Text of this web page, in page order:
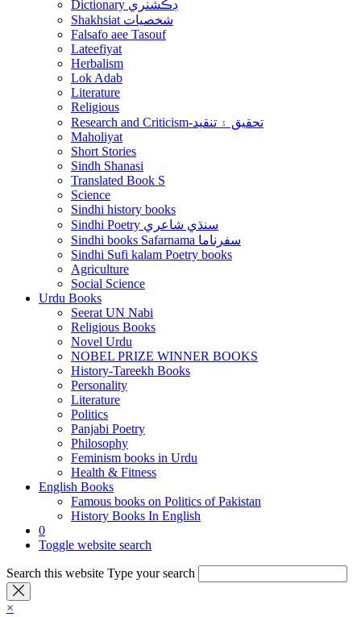
Dictionary ڊڪشنري
Shakhsiat شخصيات
Falsafo aee Tasouf
Lateefiyat
Herbalism
Lok Adab
Literature
Religious
Research and Criticism-تحقيق ۽ تنقيد
Maholiyat
Short Stories
Sindh Shanasi
Translated Book S
Science
Sindhi history books
Sindhi Poetry سنڌي شاعري
Sindhi books Safarnama سفرناما
Sindhi Sufi kalam Poetry books
Agriculture
Social Science
Urdu Books
Seerat UN Nabi
Religious Books
Novel Urdu
NOBEL PRIZE WINNER BOOKS
History-Tareekh Books
Personality
Literature
Politics
Panjabi Poetry
Philosophy
Feminism books in Urdu
Health & Fitness
English Books
Famous books on Politics of Pakistan
History Books In English
0
Toggle website search
Search this website Type your search
×